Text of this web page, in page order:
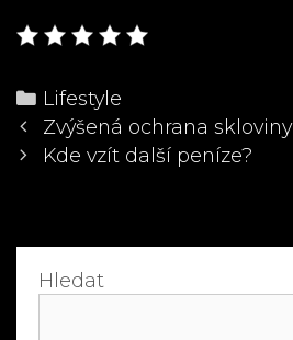
Categories
Lifestyle
Post
navigation
Zvýšená ochrana skloviny
Kde vzít další peníze?
Hledat